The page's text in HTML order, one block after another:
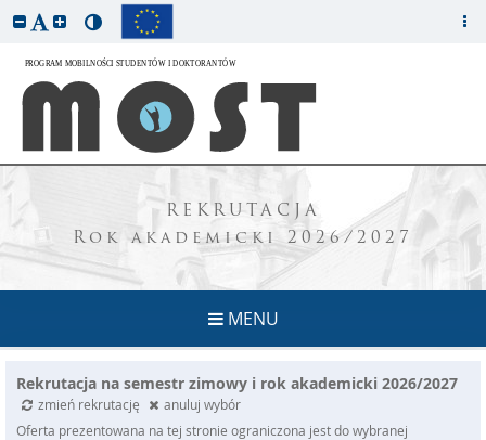
REKRUTACJA
Rok akademicki 2026/2027
MENU
Rekrutacja na semestr zimowy i rok akademicki 2026/2027
zmień rekrutację
anuluj wybór
Oferta prezentowana na tej stronie ograniczona jest do wybranej